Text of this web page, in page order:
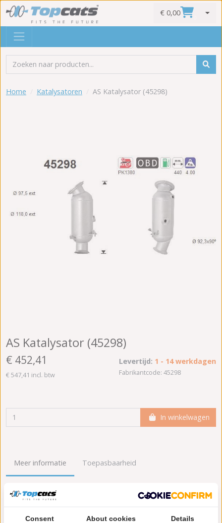
€ 0,00
Home Katalysatoren AS Katalysator (45298)
AS Katalysator (45298)
€ 452,41
€ 547,41 incl. btw
Levertijd: 1 - 14 werkdagen
Fabrikantcode: 45298
In winkelwagen
Meer informatie Toepasbaarheid
Origineel nummers
Lengte [mm]:
Consent About cookies Details